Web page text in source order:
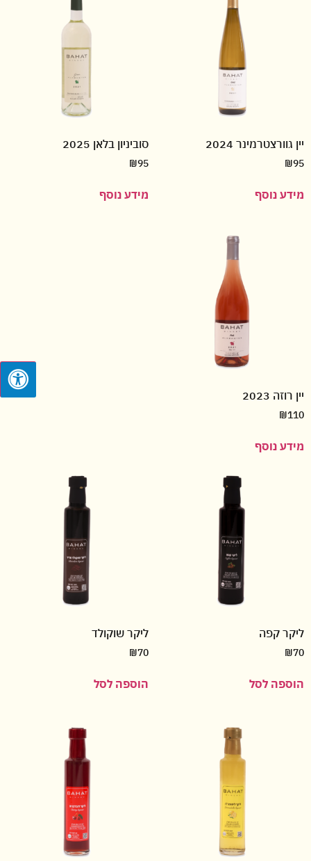
יין גוורצטרמינר 2024
₪95
מידע נוסף
סוביניון בלאן 2025
₪95
מידע נוסף
יין רוזה 2023
₪110
מידע נוסף
ליקר קפה
₪70
הוספה לסל
ליקר שוקולד
₪70
הוספה לסל